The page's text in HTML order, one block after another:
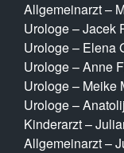
Allgemeinarzt –
Urologe – Jacek
Urologe – Elena
Urologe – Anne
Urologe – Meike
Urologe –
Kinderarzt –
Allgemeinarzt –